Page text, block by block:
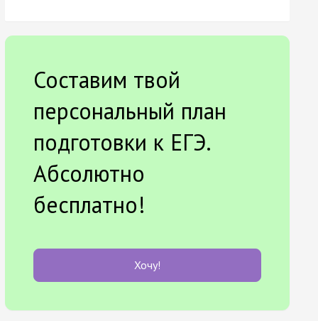
Составим твой
персональный план
подготовки к ЕГЭ.
Абсолютно
бесплатно!
Хочу!